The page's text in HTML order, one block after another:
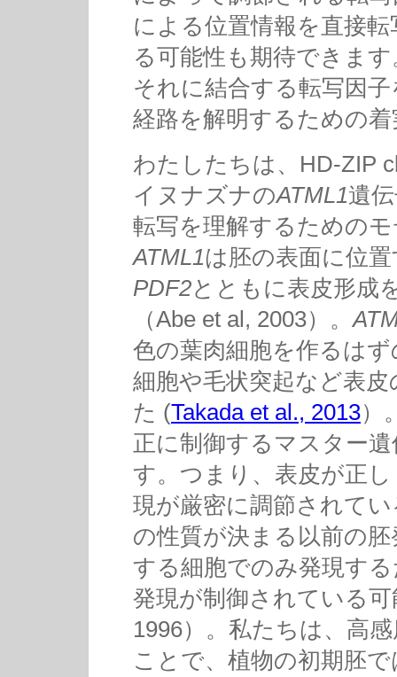
による位置情報を直接
る可能性も期待できま
それに結合する転写因
経路を解明するための
わたしたちは、HD-ZIP
イヌナズナのATML1遺
転写を理解するための
ATML1は胚の表面に位
PDF2とともに表皮形成
（Abe et al, 2003）。
色の葉肉細胞を作るは
細胞や毛状突起など表
た (Takada et al., 2013）
正に制御するマスター
す。つまり、表皮が正
現が厳密に調節されて
の性質が決まる以前の
する細胞でのみ発現す
発現が制御されている
1996）。私たちは、高
ことで、植物の初期胚